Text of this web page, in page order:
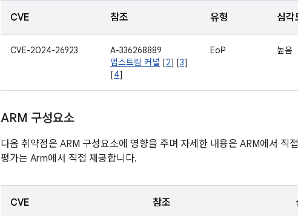
CVE 참조 유형 심각
CVE-2024-26923
A-336268889
업스트림 커널 [2] [3]
[4]
EoP 높음
ARM 구성요소
다음 취약점은 ARM 구성요소에 영향을 주며 자세한 내용은 ARM에서 직
평가는 Arm에서 직접 제공합니다.
CVE 참조